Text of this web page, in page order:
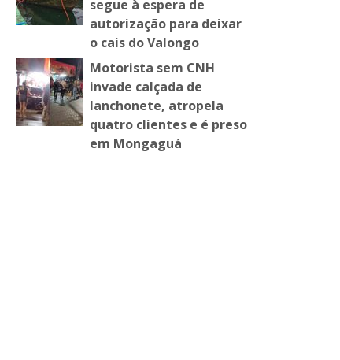
segue à espera de
autorização para deixar
o cais do Valongo
Motorista sem CNH
invade calçada de
lanchonete, atropela
quatro clientes e é preso
em Mongaguá